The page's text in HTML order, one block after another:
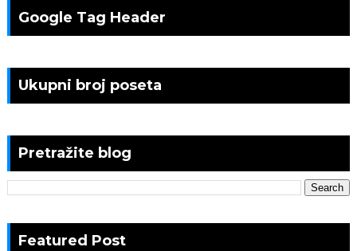
Google Tag Header
Ukupni broj poseta
Pretražite blog
Featured Post